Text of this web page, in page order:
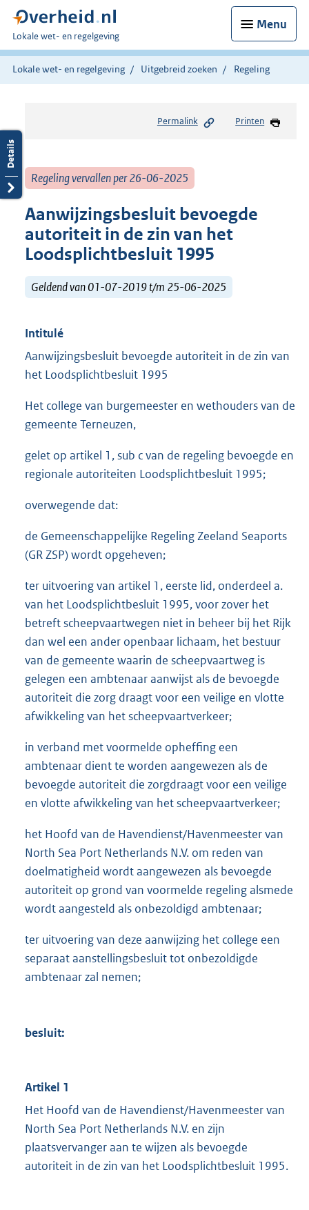
Menu
U
bent
hier:
Lokale wet- en regelgeving
Lokale wet- en regelgeving Uitgebreid zoeken Regeling
Permalink Printen
Regeling vervallen per 26-06-2025
Aanwijzingsbesluit bevoegde
autoriteit in de zin van het
Loodsplichtbesluit 1995
Geldend van 01-07-2019 t/m 25-06-2025
Intitulé
Aanwijzingsbesluit bevoegde autoriteit in de zin van
het Loodsplichtbesluit 1995
Het college van burgemeester en wethouders van de
gemeente Terneuzen,
gelet op artikel 1, sub c van de regeling bevoegde en
regionale autoriteiten Loodsplichtbesluit 1995;
overwegende dat:
de Gemeenschappelijke Regeling Zeeland Seaports
(GR ZSP) wordt opgeheven;
ter uitvoering van artikel 1, eerste lid, onderdeel a.
van het Loodsplichtbesluit 1995, voor zover het
betreft scheepvaartwegen niet in beheer bij het Rijk
dan wel een ander openbaar lichaam, het bestuur
van de gemeente waarin de scheepvaartweg is
gelegen een ambtenaar aanwijst als de bevoegde
autoriteit die zorg draagt voor een veilige en vlotte
afwikkeling van het scheepvaartverkeer;
in verband met voormelde opheffing een
ambtenaar dient te worden aangewezen als de
bevoegde autoriteit die zorgdraagt voor een veilige
en vlotte afwikkeling van het scheepvaartverkeer;
het Hoofd van de Havendienst/Havenmeester van
North Sea Port Netherlands N.V. om reden van
doelmatigheid wordt aangewezen als bevoegde
autoriteit op grond van voormelde regeling alsmede
wordt aangesteld als onbezoldigd ambtenaar;
ter uitvoering van deze aanwijzing het college een
separaat aanstellingsbesluit tot onbezoldigde
ambtenaar zal nemen;
besluit:
Artikel 1
Het Hoofd van de Havendienst/Havenmeester van
North Sea Port Netherlands N.V. en zijn
plaatsvervanger aan te wijzen als bevoegde
autoriteit in de zin van het Loodsplichtbesluit 1995.